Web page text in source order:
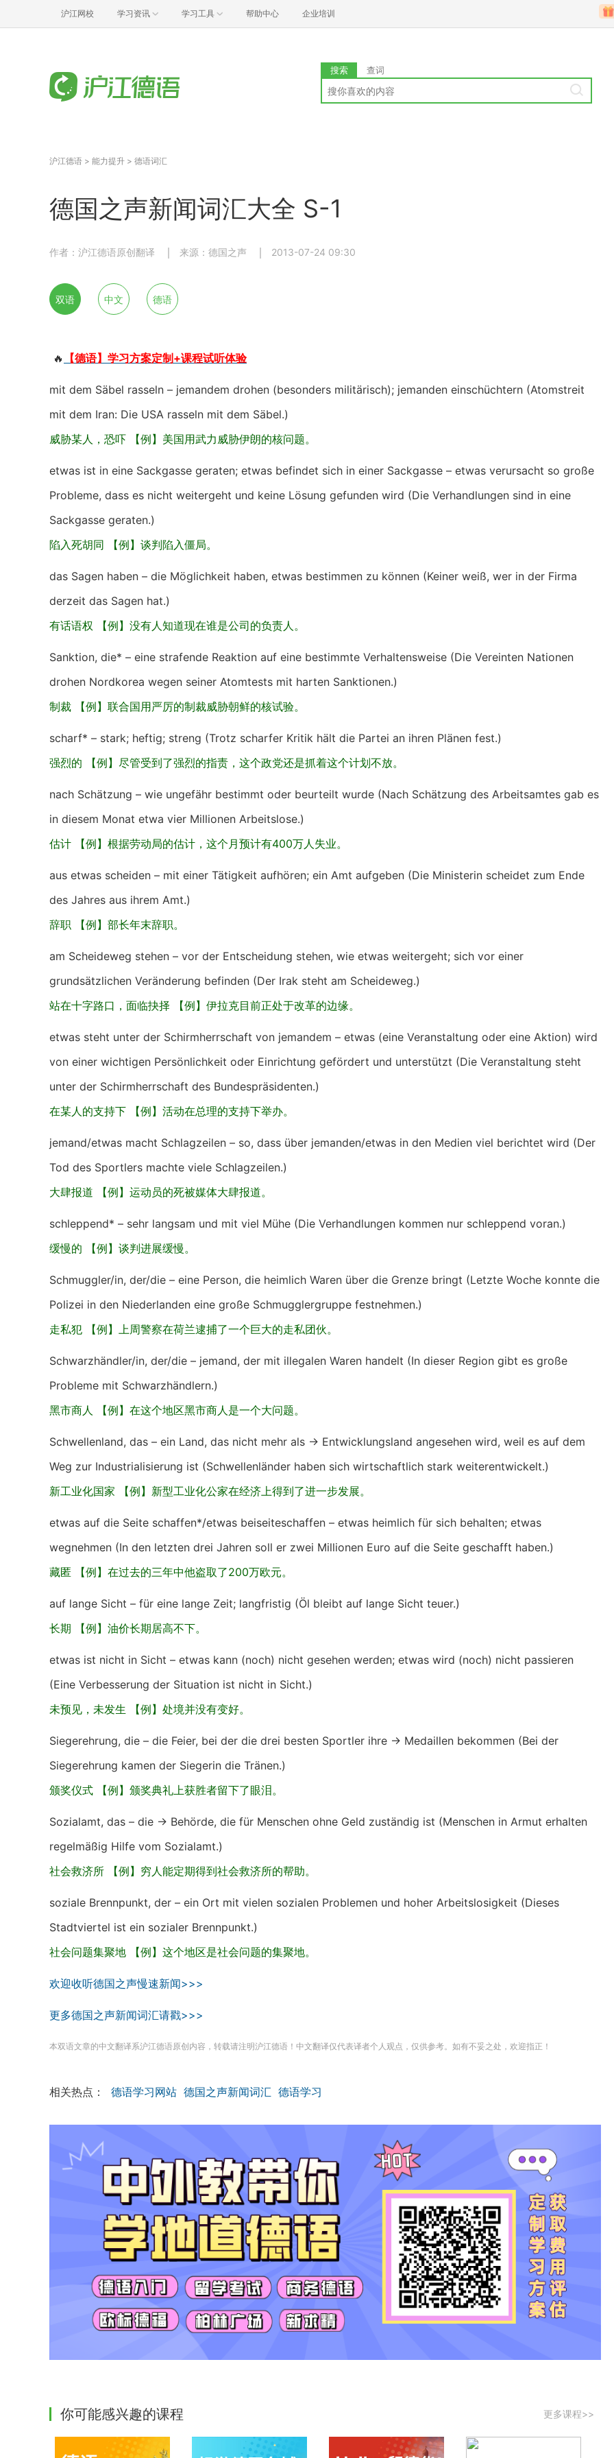
沪江网校 学习资讯 学习工具 帮助中心 企业培训
搜索 查词
沪江德语 > 能力提升 > 德语词汇
德国之声新闻词汇大全 S-1
作者：沪江德语原创翻译 来源：德国之声 2013-07-24 09:30
双语 中文 德语
🔥 【德语】学习方案定制+课程试听体验
mit dem Säbel rasseln – jemandem drohen (besonders militärisch); jemanden einschüchtern (Atomstreit
mit dem Iran: Die USA rasseln mit dem Säbel.)
威胁某人，恐吓 【例】美国用武力威胁伊朗的核问题。
etwas ist in eine Sackgasse geraten; etwas befindet sich in einer Sackgasse – etwas verursacht so große
Probleme, dass es nicht weitergeht und keine Lösung gefunden wird (Die Verhandlungen sind in eine
Sackgasse geraten.)
陷入死胡同 【例】谈判陷入僵局。
das Sagen haben – die Möglichkeit haben, etwas bestimmen zu können (Keiner weiß, wer in der Firma
derzeit das Sagen hat.)
有话语权 【例】没有人知道现在谁是公司的负责人。
Sanktion, die* – eine strafende Reaktion auf eine bestimmte Verhaltensweise (Die Vereinten Nationen
drohen Nordkorea wegen seiner Atomtests mit harten Sanktionen.)
制裁 【例】联合国用严厉的制裁威胁朝鲜的核试验。
scharf* – stark; heftig; streng (Trotz scharfer Kritik hält die Partei an ihren Plänen fest.)
强烈的 【例】尽管受到了强烈的指责，这个政党还是抓着这个计划不放。
nach Schätzung – wie ungefähr bestimmt oder beurteilt wurde (Nach Schätzung des Arbeitsamtes gab es
in diesem Monat etwa vier Millionen Arbeitslose.)
估计 【例】根据劳动局的估计，这个月预计有400万人失业。
aus etwas scheiden – mit einer Tätigkeit aufhören; ein Amt aufgeben (Die Ministerin scheidet zum Ende
des Jahres aus ihrem Amt.)
辞职 【例】部长年末辞职。
am Scheideweg stehen – vor der Entscheidung stehen, wie etwas weitergeht; sich vor einer
grundsätzlichen Veränderung befinden (Der Irak steht am Scheideweg.)
站在十字路口，面临抉择 【例】伊拉克目前正处于改革的边缘。
etwas steht unter der Schirmherrschaft von jemandem – etwas (eine Veranstaltung oder eine Aktion) wird
von einer wichtigen Persönlichkeit oder Einrichtung gefördert und unterstützt (Die Veranstaltung steht
unter der Schirmherrschaft des Bundespräsidenten.)
在某人的支持下 【例】活动在总理的支持下举办。
jemand/etwas macht Schlagzeilen – so, dass über jemanden/etwas in den Medien viel berichtet wird (Der
Tod des Sportlers machte viele Schlagzeilen.)
大肆报道 【例】运动员的死被媒体大肆报道。
schleppend* – sehr langsam und mit viel Mühe (Die Verhandlungen kommen nur schleppend voran.)
缓慢的 【例】谈判进展缓慢。
Schmuggler/in, der/die – eine Person, die heimlich Waren über die Grenze bringt (Letzte Woche konnte die
Polizei in den Niederlanden eine große Schmugglergruppe festnehmen.)
走私犯 【例】上周警察在荷兰逮捕了一个巨大的走私团伙。
Schwarzhändler/in, der/die – jemand, der mit illegalen Waren handelt (In dieser Region gibt es große
Probleme mit Schwarzhändlern.)
黑市商人 【例】在这个地区黑市商人是一个大问题。
Schwellenland, das – ein Land, das nicht mehr als → Entwicklungsland angesehen wird, weil es auf dem
Weg zur Industrialisierung ist (Schwellenländer haben sich wirtschaftlich stark weiterentwickelt.)
新工业化国家 【例】新型工业化公家在经济上得到了进一步发展。
etwas auf die Seite schaffen*/etwas beiseiteschaffen – etwas heimlich für sich behalten; etwas
wegnehmen (In den letzten drei Jahren soll er zwei Millionen Euro auf die Seite geschafft haben.)
藏匿 【例】在过去的三年中他盗取了200万欧元。
auf lange Sicht – für eine lange Zeit; langfristig (Öl bleibt auf lange Sicht teuer.)
长期 【例】油价长期居高不下。
etwas ist nicht in Sicht – etwas kann (noch) nicht gesehen werden; etwas wird (noch) nicht passieren
(Eine Verbesserung der Situation ist nicht in Sicht.)
未预见，未发生 【例】处境并没有变好。
Siegerehrung, die – die Feier, bei der die drei besten Sportler ihre → Medaillen bekommen (Bei der
Siegerehrung kamen der Siegerin die Tränen.)
颁奖仪式 【例】颁奖典礼上获胜者留下了眼泪。
Sozialamt, das – die → Behörde, die für Menschen ohne Geld zuständig ist (Menschen in Armut erhalten
regelmäßig Hilfe vom Sozialamt.)
社会救济所 【例】穷人能定期得到社会救济所的帮助。
soziale Brennpunkt, der – ein Ort mit vielen sozialen Problemen und hoher Arbeitslosigkeit (Dieses
Stadtviertel ist ein sozialer Brennpunkt.)
社会问题集聚地 【例】这个地区是社会问题的集聚地。
欢迎收听德国之声慢速新闻>>>
更多德国之声新闻词汇请戳>>>
本双语文章的中文翻译系沪江德语原创内容，转载请注明沪江德语！中文翻译仅代表译者个人观点，仅供参考。如有不妥之处，欢迎指正！
相关热点： 德语学习网站 德国之声新闻词汇 德语学习
你可能感兴趣的课程 更多课程>>